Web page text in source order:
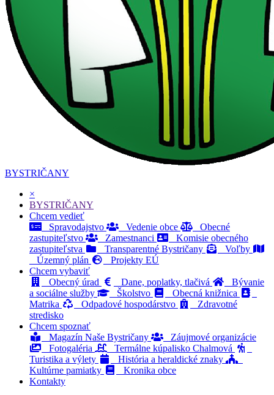
BYSTRIČANY
×
BYSTRIČANY
Chcem vedieť
Spravodajstvo
Vedenie obce
Obecné
zastupiteľstvo
Zamestnanci
Komisie obecného
zastupiteľstva
Transparentné Bystričany
Voľby
Územný plán
Projekty EÚ
Chcem vybaviť
Obecný úrad
Dane, poplatky, tlačivá
Bývanie
a sociálne služby
Školstvo
Obecná knižnica
Matrika
Odpadové hospodárstvo
Zdravotné
stredisko
Chcem spoznať
Magazín Naše Bystričany
Záujmové organizácie
Fotogaléria
Termálne kúpalisko Chalmová
Turistika a výlety
História a heraldické znaky
Kultúrne pamiatky
Kronika obce
Kontakty